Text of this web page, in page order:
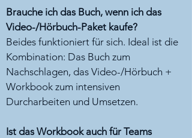
Brauche ich das Buch, wenn ich das
Video-/Hörbuch-Paket kaufe?
Beides funktioniert für sich. Ideal ist die
Kombination: Das Buch zum
Nachschlagen, das Video-/Hörbuch +
Workbook zum intensiven
Durcharbeiten und Umsetzen.
Ist das Workbook auch für Teams